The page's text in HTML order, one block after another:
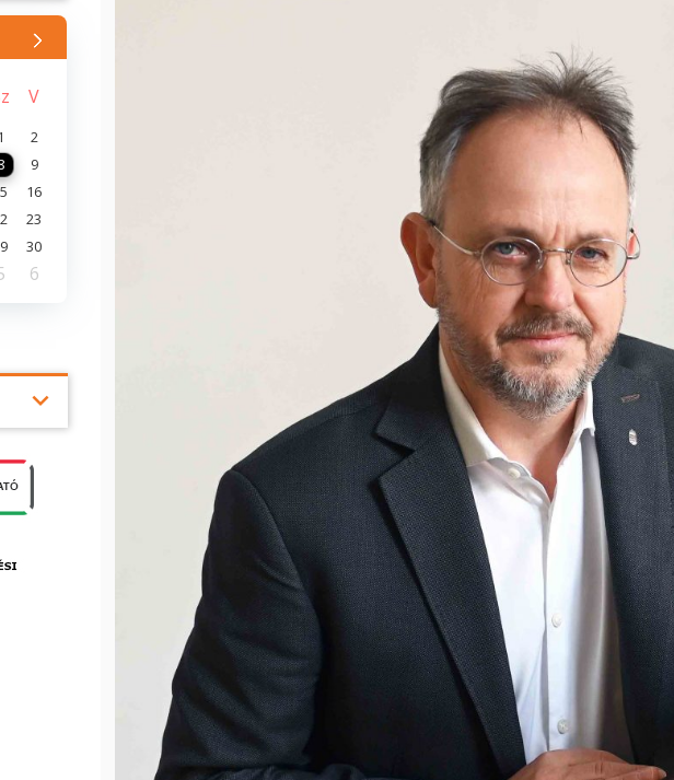
expand_more
V
2
9
16
23
30
6